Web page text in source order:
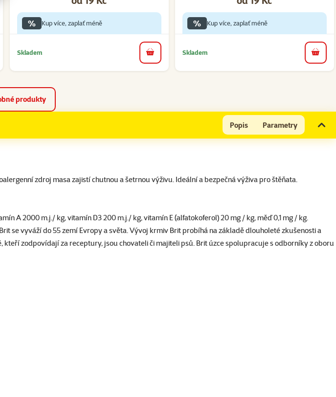
% Kup více, zaplať méně
Skladem do košíku
% Kup více, zaplať méně
Skladem do
produkty
Popis Parametry
zdroj masa zajistí chutnou a šetrnou výživu. Ideální a bezpečná výživa pro štěňata.
A 2000 m.j./ kg, vitamín D3 200 m.j./ kg, vitamín E (alfatokoferol) 20 mg / kg, měď 0,1 mg / kg.
se vyváží do 55 zemí Evropy a světa. Vývoj krmiv Brit probíhá na základě dlouholeté zkušenosti a
kteří zodpovídají za receptury, jsou chovateli či majiteli psů. Brit úzce spolupracuje s odborníky z oboru